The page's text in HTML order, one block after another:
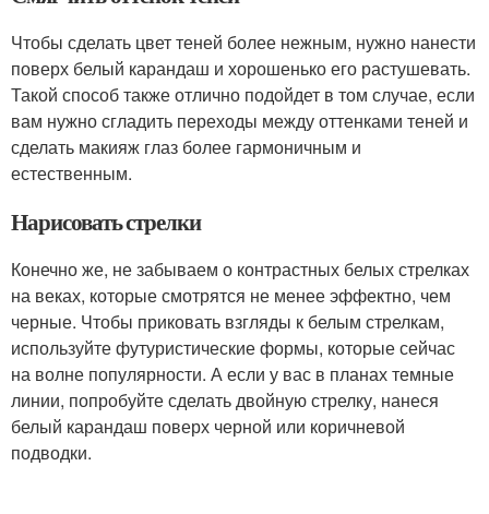
Чтобы сделать цвет теней более нежным, нужно нанести
поверх белый карандаш и хорошенько его растушевать.
Такой способ также отлично подойдет в том случае, если
вам нужно сгладить переходы между оттенками теней и
сделать макияж глаз более гармоничным и
естественным.
Нарисовать стрелки
Конечно же, не забываем о контрастных белых стрелках
на веках, которые смотрятся не менее эффектно, чем
черные. Чтобы приковать взгляды к белым стрелкам,
используйте футуристические формы, которые сейчас
на волне популярности. А если у вас в планах темные
линии, попробуйте сделать двойную стрелку, нанеся
белый карандаш поверх черной или коричневой
подводки.